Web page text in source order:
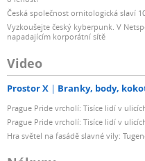
Česká společnost ornitologická slaví
Vyzkoušejte český kyberpunk. V
napadajícím korporátní sítě
Video
Prostor X Branky, body,
Prague Pride vrcholí: Tisíce lidí v
Prague Pride vrcholí: Tisíce lidí v
Hra světel na fasádě slavné vily: